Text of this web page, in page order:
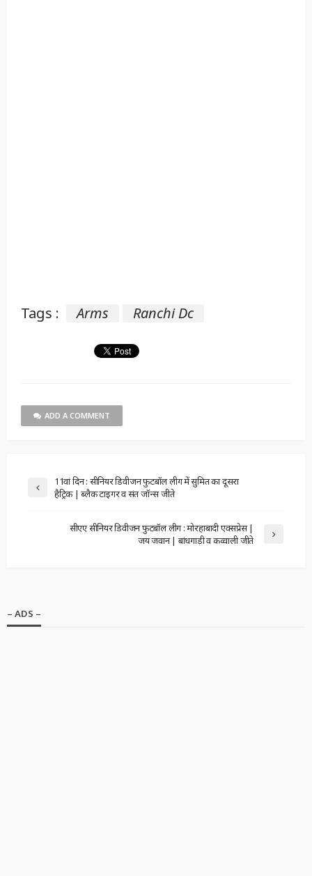
Tags : Arms Ranchi Dc
ADD A COMMENT
11वां दिन : सीनियर डिवीजन फुटबॉल लीग में सुमित का दूसरा
हैट्रिक | ब्लैक टाइगर व संत जॉन्स जीते
सीएए सीनियर डिवीजन फुटबॉल लीग : मोरहाबादी एक्सप्रेस |
जय जवान | बांधगाड़ी व कव्वाली जीते
– ADS –